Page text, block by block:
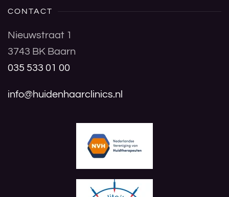
CONTACT
Nieuwstraat 1
3743 BK Baarn
035 533 01 00
info@huidenhaarclinics.nl